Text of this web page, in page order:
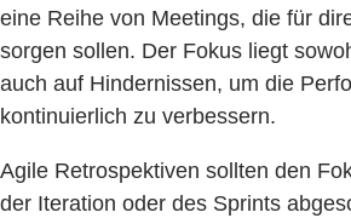
eine Reihe von Meetings, die für
sorgen sollen. Der Fokus liegt
auch auf Hindernissen, um die
kontinuierlich zu verbessern.
Agile Retrospektiven sollten den
der Iteration oder des Sprints